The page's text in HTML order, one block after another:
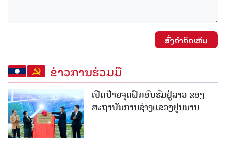
ສົ່ງຄໍາຄິດເຫັນ
ຂ່າວການຮ່ວມມື
ເປີດປ້າຍຈຸດຝຶກອົບຮົມຢູ່ລາວ ຂອງ
ສະຖາບັນການຊ່າງແຂວງຢູນນານ